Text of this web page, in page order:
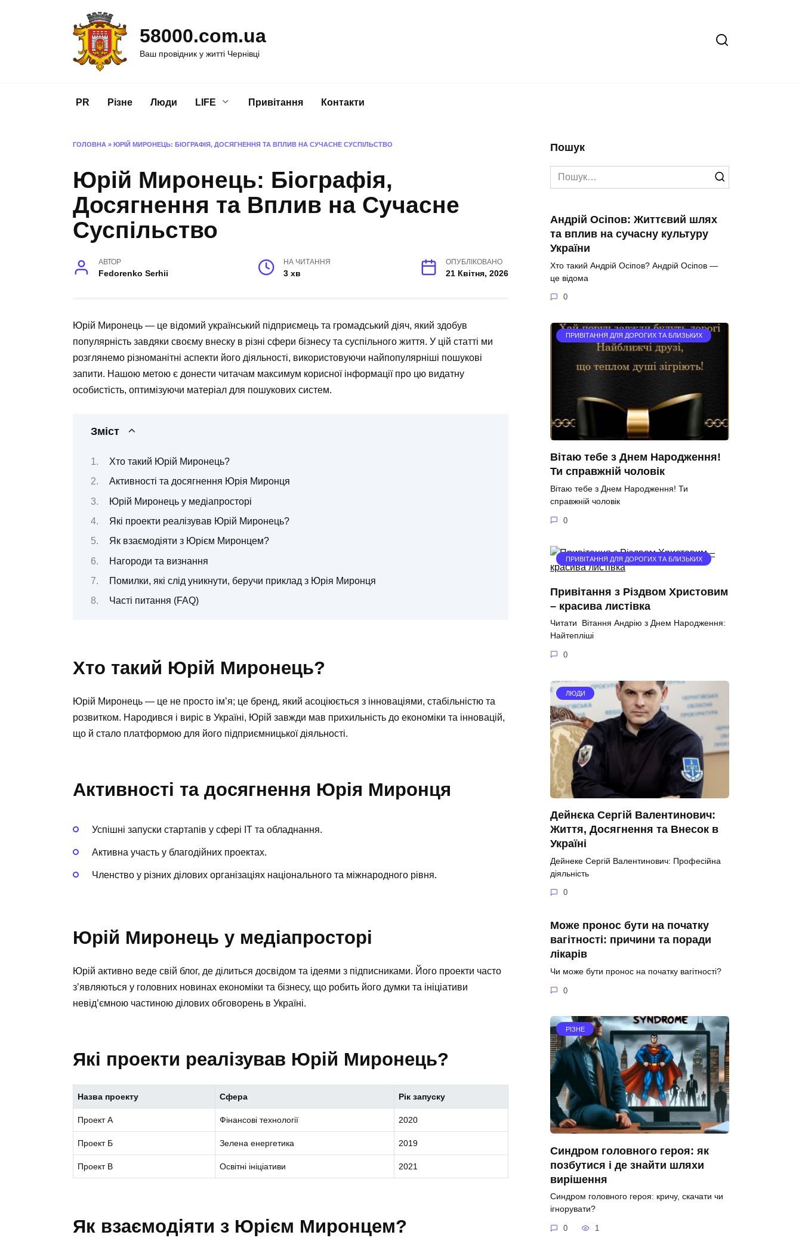
58000.com.ua
Ваш провідник у житті Чернівці
PR Різне Люди LIFE Привітання Контакти
ГОЛОВНА » ЮРІЙ МИРОНЕЦЬ: БІОГРАФІЯ, ДОСЯГНЕННЯ ТА ВПЛИВ НА СУЧАСНЕ СУСПІЛЬСТВО
Юрій Миронець: Біографія,
Досягнення та Вплив на Сучасне
Суспільство
АВТОР
Fedorenko Serhii
НА ЧИТАННЯ
3 хв
ОПУБЛІКОВАНО
21 Квітня, 2026
Юрій Миронець — це відомий український підприємець та громадський діяч, який здобув
популярність завдяки своєму внеску в різні сфери бізнесу та суспільного життя. У цій статті ми
розглянемо різноманітні аспекти його діяльності, використовуючи найпопулярніші пошукові
запити. Нашою метою є донести читачам максимум корисної інформації про цю видатну
особистість, оптимізуючи матеріал для пошукових систем.
Зміст
Хто такий Юрій Миронець?
Активності та досягнення Юрія Миронця
Юрій Миронець у медіапросторі
Які проекти реалізував Юрій Миронець?
Як взаємодіяти з Юрієм Миронцем?
Нагороди та визнання
Помилки, які слід уникнути, беручи приклад з Юрія Миронця
Часті питання (FAQ)
Хто такий Юрій Миронець?
Юрій Миронець — це не просто ім’я; це бренд, який асоціюється з інноваціями, стабільністю та
розвитком. Народився і виріс в Україні, Юрій завжди мав прихильність до економіки та інновацій,
що й стало платформою для його підприємницької діяльності.
Активності та досягнення Юрія Миронця
Успішні запуски стартапів у сфері IT та обладнання.
Активна участь у благодійних проектах.
Членство у різних ділових організаціях національного та міжнародного рівня.
Юрій Миронець у медіапросторі
Юрій активно веде свій блог, де ділиться досвідом та ідеями з підписниками. Його проекти часто
з’являються у головних новинах економіки та бізнесу, що робить його думки та ініціативи
невід’ємною частиною ділових обговорень в Україні.
Які проекти реалізував Юрій Миронець?
Назва проекту Сфера Рік запуску
Проект А Фінансові технології 2020
Проект Б Зелена енергетика 2019
Проект В Освітні ініціативи 2021
Як взаємодіяти з Юрієм Миронцем?
Пошук
Search
for:
Андрій Осіпов: Життєвий шлях
та вплив на сучасну культуру
України
Хто такий Андрій Осіпов? Андрій Осіпов —
це відома
0
ПРИВІТАННЯ ДЛЯ ДОРОГИХ ТА БЛИЗЬКИХ
Вітаю тебе з Днем Народження!
Ти справжній чоловік
Вітаю тебе з Днем Народження! Ти
справжній чоловік
0
ПРИВІТАННЯ ДЛЯ ДОРОГИХ ТА БЛИЗЬКИХ
Привітання з Різдвом Христовим
– красива листівка
Читати Вітання Андрію з Днем Народження:
Найтепліші
0
ЛЮДИ
Дейнєка Сергій Валентинович:
Життя, Досягнення та Внесок в
Україні
Дейнеке Сергій Валентинович: Професійна
діяльність
0
Може пронос бути на початку
вагітності: причини та поради
лікарів
Чи може бути пронос на початку вагітності?
0
РІЗНЕ
Синдром головного героя: як
позбутися і де знайти шляхи
вирішення
Синдром головного героя: кричу, скачати чи
ігнорувати?
0 1